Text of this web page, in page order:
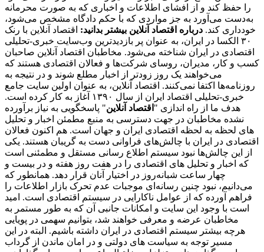
را حفظ کند و از افشای اطلاعات و اخباری که به صورت محرمانه
به‌دست می‌آورد به جز مواردی که با حکم دادگاه مشخص می‌شود،
خودداری کند. درباره اقتصاد آنلاین بیشتر بدانید: اقتصاد آنلاین با رنک
۳۰ الکسا در ایران، به عنوان پر بازدیدترین وب‌سایت خبری-تحلیلی
اقتصادی در ایران شناخته می‌شود. مخاطبان اقتصاد آنلاین صاحبان
کسب و کار، مدیران، روسای شرکت‌ها و فعالان اقتصادی هستند که
می‌خواهند یک روز زودتر از اخبار مطلع شوند و در نتیجه به
روزنامه‌ها اکتفا نمی‌کنند. اقتصاد آنلاین، به عنوان اولین سایت جامع
خبری-تحلیلی اقتصاد ایران از سال ۱۳۹۰ آغاز به کار کرده است.
هدف ما از راه اندازی " اقتصاد آنلاین" پاسخگویی به نیاز برآورده
نشده مخاطبان در جهت دسترسی به منبع مطمئن اخبار و تحلیل
های لحظه به لحظه اقتصادی ایران و جهان است. هم اکنون فعالان
اقتصادی در ایران با چالش‌های فراوانی دست به گریبان هستند. یکی
از این چالش‌ها نبود سیستم اطلاع رسانی مستقل و مطمئنی است
که اخبار و تحلیل های اقتصادی را در هفت روز هفته و در بیست و
چهار ساعت شبانه‌روز در اختیار آنان قرار دهد. همانطور که
می‌دانیم، نبود چنین رسانه‌ای موجبات عدم تحرک بازار اطلاعات را
فراهم آورده که از عوامل ناکارایی در سیستم اقتصادی است. امید
است با وجود این سایت و امکانات جانبی آن که به طور مستمر به
مخاطبان عرضه و معرفی خواهند شد، بتوانیم سهمی در پویایی
هرچه بیشتر سیستم اقتصادی در ایران داشته باشیم. البته در این
مسیر توجه به سیاست های دولتی و در امان ماندن از گرداب